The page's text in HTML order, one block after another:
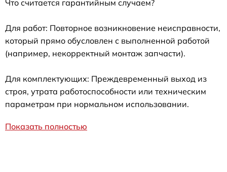
Что считается гарантийным случаем?
Для работ: Повторное возникновение неисправности,
который прямо обусловлен с выполненной работой
(например, некорректный монтаж запчасти).
Для комплектующих: Преждевременный выход из
строя, утрата работоспособности или техническим
параметрам при нормальном использовании.
Показать полностью